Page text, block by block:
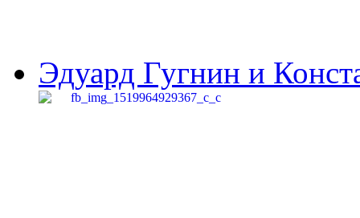
Эдуард Гугнин и